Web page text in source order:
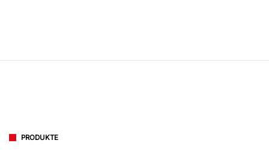
PRODUKTE